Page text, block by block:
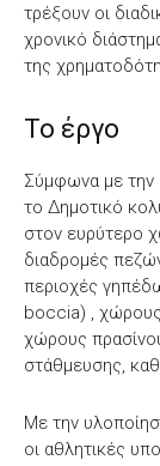
τρέξουν οι
χρονικό
της
Το έργο
Σύμφωνα με την
το Δημοτικό
στον ευρύτερο
διαδρομές
περιοχές
boccia) , χώρους
χώρους
στάθμευσης,
Με την
οι αθλητικές